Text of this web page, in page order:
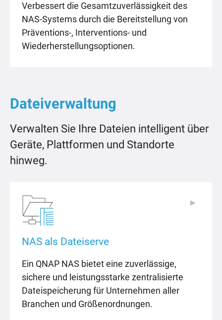
Verbessert die Gesamtzuverlässigkeit des
NAS-Systems durch die Bereitstellung von
Präventions-, Interventions- und
Wiederherstellungsoptionen.
Dateiverwaltung
Verwalten Sie Ihre Dateien intelligent über
Geräte, Plattformen und Standorte
hinweg.
NAS als Dateiserve
Ein QNAP NAS bietet eine zuverlässige,
sichere und leistungsstarke zentralisierte
Dateispeicherung für Unternehmen aller
Branchen und Größenordnungen.
▶